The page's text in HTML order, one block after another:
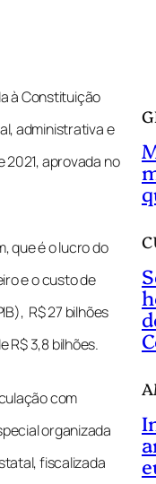
à Constituição
administrativa e
2021, aprovada no
que é o lucro do
e o custo de
R$ 27 bilhões
R$ 3,8 bilhões.
com
organizada
fiscalizada